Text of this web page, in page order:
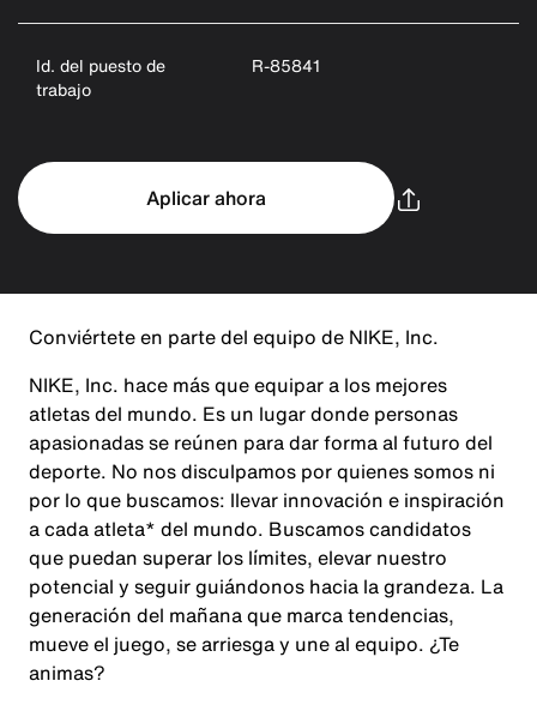
Id. del puesto de
trabajo
R-85841
Aplicar ahora
Conviértete en parte del equipo de NIKE, Inc.
NIKE, Inc. hace más que equipar a los mejores
atletas del mundo. Es un lugar donde personas
apasionadas se reúnen para dar forma al futuro del
deporte. No nos disculpamos por quienes somos ni
por lo que buscamos: llevar innovación e inspiración
a cada atleta* del mundo. Buscamos candidatos
que puedan superar los límites, elevar nuestro
potencial y seguir guiándonos hacia la grandeza. La
generación del mañana que marca tendencias,
mueve el juego, se arriesga y une al equipo. ¿Te
animas?